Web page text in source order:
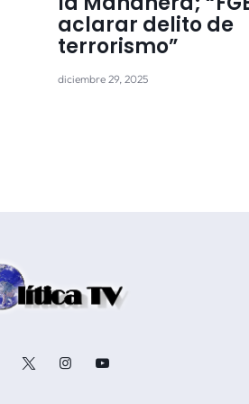
aclarar delito de
terrorismo”
diciembre 29, 2025